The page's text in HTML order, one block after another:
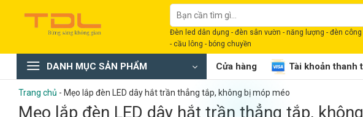
dung
Tìm
kiếm:
Đèn led dân dụng - đèn sân vườn - năng lượng - đèn
- cầu lông - bóng chuyền
DANH MỤC SẢN PHẨM Cửa hàng Tài khoản thanh
Trang chủ - Mẹo lắp đèn LED dây hắt trần thẳng tắp, không bị móp méo
Mẹo lắp đèn LED dây hắt trần thẳng tắp,